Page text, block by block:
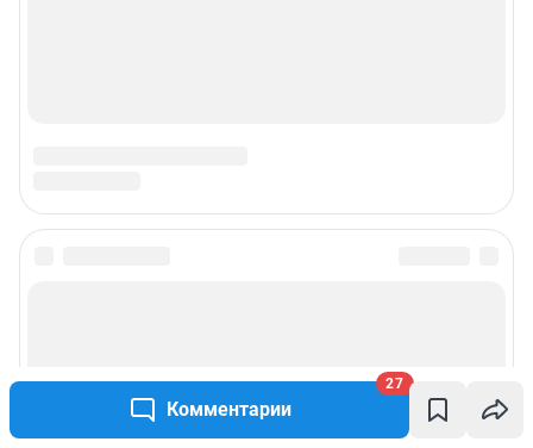
Комментарии
27